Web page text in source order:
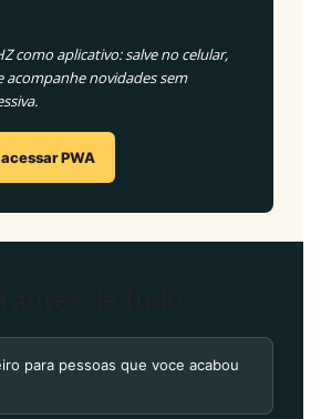
como aplicativo: salve no celular,
acompanhe novidades sem
PWA
para pessoas que voce acabou